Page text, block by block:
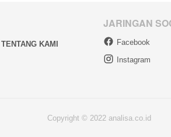
TENTANG KAMI
JARINGAN
Facebook
Instagram
Copyright © 2022 analisa.co.id